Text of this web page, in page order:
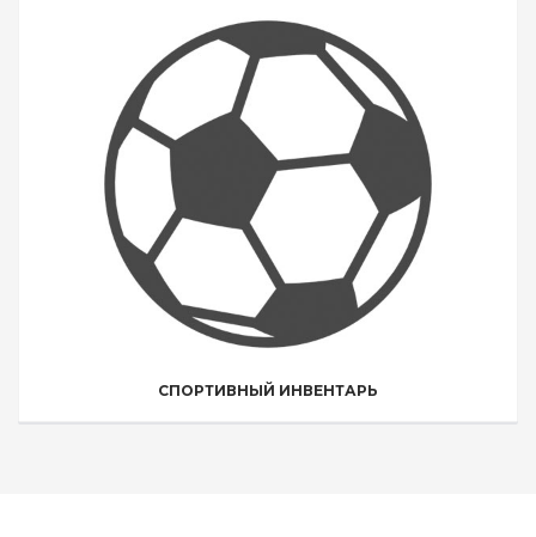
СПОРТИВНЫЙ ИНВЕНТАРЬ